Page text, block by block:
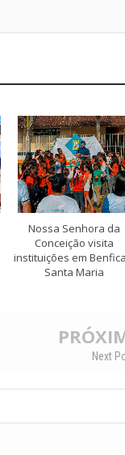
Nossa Senhora da
Conceição visita
instituições em
Santa Maria
Next